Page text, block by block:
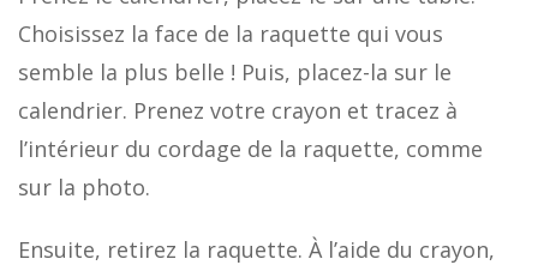
Choisissez la face de la raquette qui vous
semble la plus belle ! Puis, placez-la sur le
calendrier. Prenez votre crayon et tracez à
l’intérieur du cordage de la raquette, comme
sur la photo.
Ensuite, retirez la raquette. À l’aide du crayon,